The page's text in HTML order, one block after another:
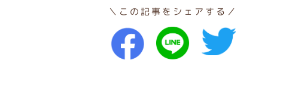
＼この記事をシェアする／